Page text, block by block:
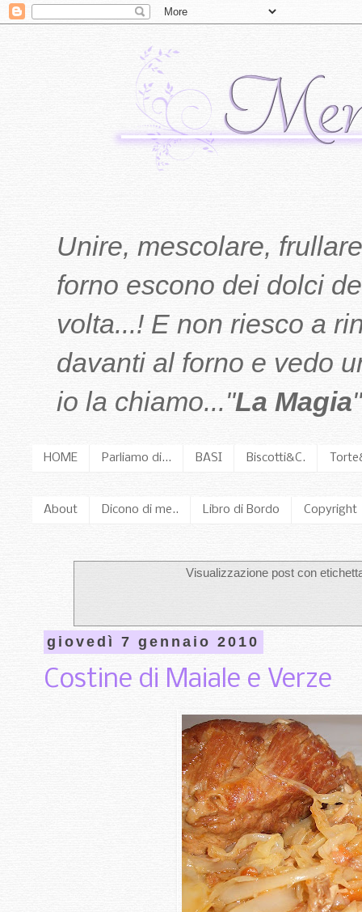
Unire, mescolare,
forno escono dei dolci
volta...! E non riesco a
davanti al forno e vedo
io la chiamo..."La Magia
HOME Parliamo di... BASI Biscotti&C.
About Dicono di me.. Libro di Bordo Copyright
Visualizzazione post con
giovedì 7 gennaio 2010
Costine di Maiale e Verze